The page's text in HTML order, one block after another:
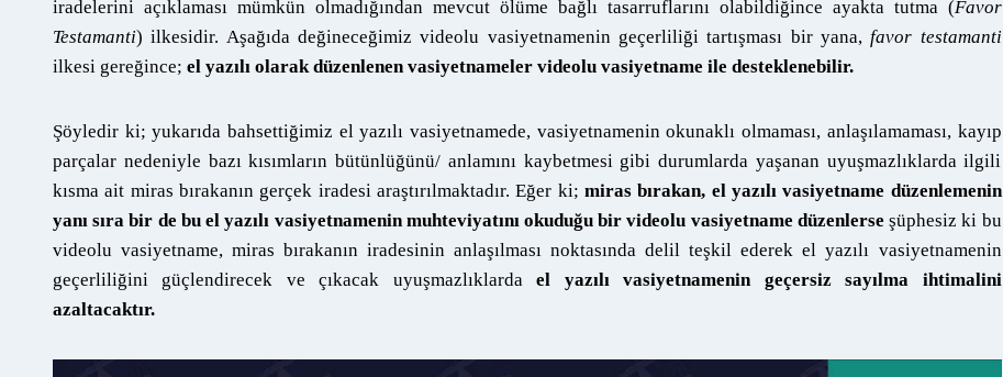
iradelerini açıklaması mümkün olmadığından mevcut ölüme bağlı tasarruflarını olabildiğince ayakta tutma (Favor
Testamanti) ilkesidir. Aşağıda değineceğimiz videolu vasiyetnamenin geçerliliği tartışması bir yana,favor testamanti
ilkesi gereğince; el yazılı olarak düzenlenen vasiyetnameler videolu vasiyetname ile desteklenebilir.
Şöyledir ki; yukarıda bahsettiğimiz el yazılı vasiyetnamede, vasiyetnamenin okunaklı olmaması, anlaşılamaması, kayıp
parçalar nedeniyle bazı kısımların bütünlüğünü/ anlamını kaybetmesi gibi durumlarda yaşanan uyuşmazlıklarda ilgili
kısma ait miras bırakanın gerçek iradesi araştırılmaktadır. Eğer ki; miras bırakan, el yazılı vasiyetname düzenlemenin
yanı sıra bir de bu el yazılı vasiyetnamenin muhteviyatını okuduğu bir videolu vasiyetname düzenlerseşüphesiz ki bu
videolu vasiyetname, miras bırakanın iradesinin anlaşılması noktasında delil teşkil ederek el yazılı vasiyetnamenin
geçerliliğini güçlendirecek ve çıkacak uyuşmazlıklarda el yazılı vasiyetnamenin geçersiz sayılma ihtimalini
azaltacaktır.